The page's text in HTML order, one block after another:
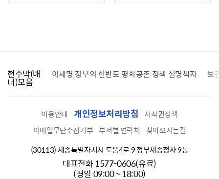
현수막(배
너)모음
찾습니다 이재명 정부의 한반도 평화공존 정책 설명책자 보
이용안내 개인정보처리방침
저작권정책
이메일무단수집거부 부서별 연락처
찾아오시는길
(30113) 세종특별자치시 도움4로 9 정부세종청사 9동
대표전화 1577-0606(유료)
(평일 09:00 ~ 18:00)